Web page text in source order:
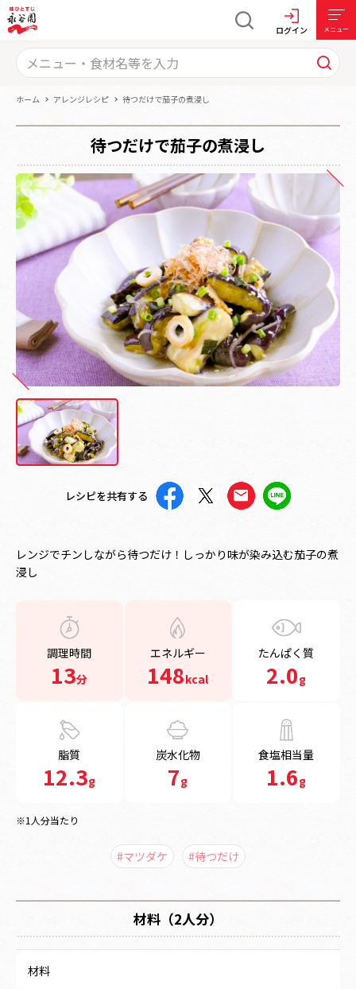
ログイン メニュー
ホーム アレンジレシピ 待つだけで茄子の煮浸し
待つだけで茄子の煮浸し
レシピを共有する
レンジでチンしながら待つだけ！しっかり味が染み込む茄子の煮
浸し
調理時間
13分
エネルギー
148kcal
たんぱく質
2.0g
脂質
12.3g
炭水化物
7g
食塩相当量
1.6g
※1人分当たり
#マツダケ #待つだけ
材料（2人分）
材料